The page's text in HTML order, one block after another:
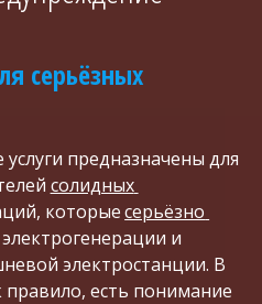
серьёзных
предназначены для
солидных
которые
и
электростанции. В
правило, есть понимание